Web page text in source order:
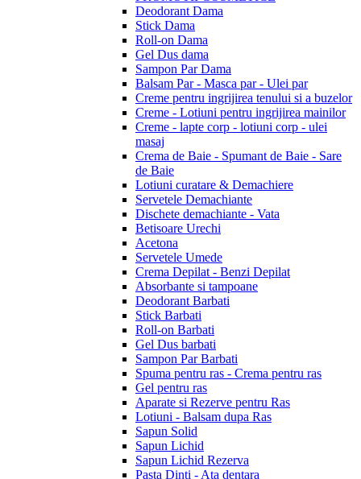
Deodorant Dama
Stick Dama
Roll-on Dama
Gel Dus dama
Sampon Par Dama
Balsam Par - Masca par - Ulei par
Creme pentru ingrijirea tenului si a buzelor
Creme - Lotiuni pentru ingrijirea mainilor
Creme - lapte corp - lotiuni corp - ulei
masaj
Crema de Baie - Spumant de Baie - Sare
de Baie
Lotiuni curatare & Demachiere
Servetele Demachiante
Dischete demachiante - Vata
Betisoare Urechi
Acetona
Servetele Umede
Crema Depilat - Benzi Depilat
Absorbante si tampoane
Deodorant Barbati
Stick Barbati
Roll-on Barbati
Gel Dus barbati
Sampon Par Barbati
Spuma pentru ras - Crema pentru ras
Gel pentru ras
Aparate si Rezerve pentru Ras
Lotiuni - Balsam dupa Ras
Sapun Solid
Sapun Lichid
Sapun Lichid Rezerva
Pasta Dinti - Ata dentara